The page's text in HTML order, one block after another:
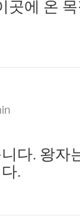
곳에 온
다. 왕자
.